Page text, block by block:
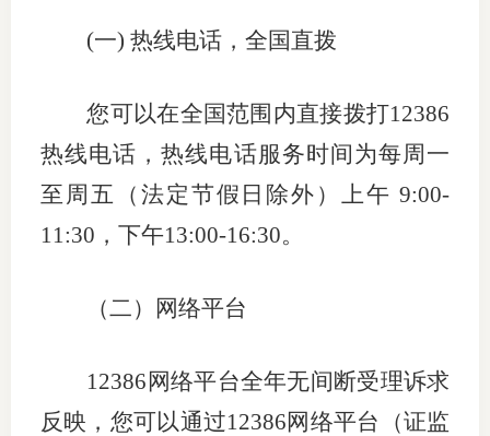
联系我
(一) 热线电话，全国直拨
您可以在全国范围内直接拨打12386
热线电话，热线电话服务时间为每周一
至周五（法定节假日除外）上午9:00-
11:30 ，下午13:00-16:30。
（二）网络平台
12386 网络平台全年无间断受理诉求
反映，您可以通过12386网络平台（证监